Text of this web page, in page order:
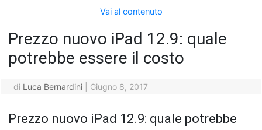
Vai al contenuto
Prezzo nuovo iPad 12.9: quale
potrebbe essere il costo
di Luca Bernardini Giugno 8, 2017
Prezzo nuovo iPad 12.9: quale potrebbe